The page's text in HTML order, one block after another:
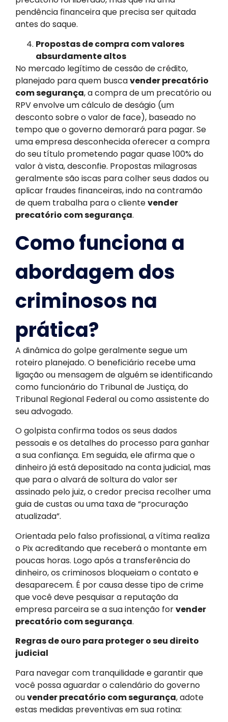
pendência financeira que precisa ser quitada
antes do saque.
Propostas de compra com valores
absurdamente altos
No mercado legítimo de cessão de crédito,
planejado para quem buscavender precatório
com segurança, a compra de um precatório ou
RPV envolve um cálculo de deságio (um
desconto sobre o valor de face), baseado no
tempo que o governo demorará para pagar. Se
uma empresa desconhecida oferecer a compra
do seu título prometendo pagar quase 100% do
valor à vista, desconfie. Propostas milagrosas
geralmente são iscas para colher seus dados ou
aplicar fraudes financeiras, indo na contramão
de quem trabalha para o clientevender
precatório com segurança.
Como funciona a
abordagem dos
criminosos na
prática?
A dinâmica do golpe geralmente segue um
roteiro planejado. O beneficiário recebe uma
ligação ou mensagem de alguém se identificando
como funcionário do Tribunal de Justiça, do
Tribunal Regional Federal ou como assistente do
seu advogado.
O golpista confirma todos os seus dados
pessoais e os detalhes do processo para ganhar
a sua confiança. Em seguida, ele afirma que o
dinheiro já está depositado na conta judicial, mas
que para o alvará de soltura do valor ser
assinado pelo juiz, o credor precisa recolher uma
guia de custas ou uma taxa de “procuração
atualizada”.
Orientada pelo falso profissional, a vítima realiza
o Pix acreditando que receberá o montante em
poucas horas. Logo após a transferência do
dinheiro, os criminosos bloqueiam o contato e
desaparecem. É por causa desse tipo de crime
que você deve pesquisar a reputação da
empresa parceira se a sua intenção forvender
precatório com segurança.
Regras de ouro para proteger o seu direito
judicial
Para navegar com tranquilidade e garantir que
você possa aguardar o calendário do governo
ouvender precatório com segurança, adote
estas medidas preventivas em sua rotina: